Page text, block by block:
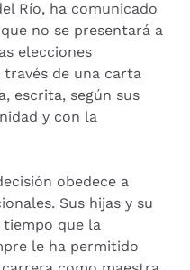
Río, ha comunicado
no se presentará a
elecciones
través de una carta
escrita, según sus
y con la
obedece a
Sus hijas y su
tiempo que la
le ha permitido